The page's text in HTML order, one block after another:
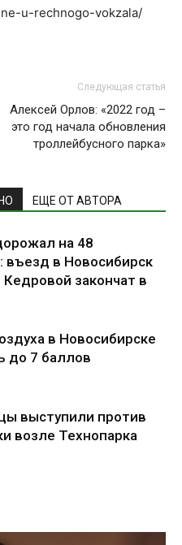
u-rechnogo-vokzala/
Следующая статья
Алексей Орлов: «2022 год –
это год начала обновления
троллейбусного парка»
ЕЩЕ ОТ АВТОРА
на 48
въезд в Новосибирск
закончат в
в Новосибирске
до 7 баллов
выступили против
возле Технопарка